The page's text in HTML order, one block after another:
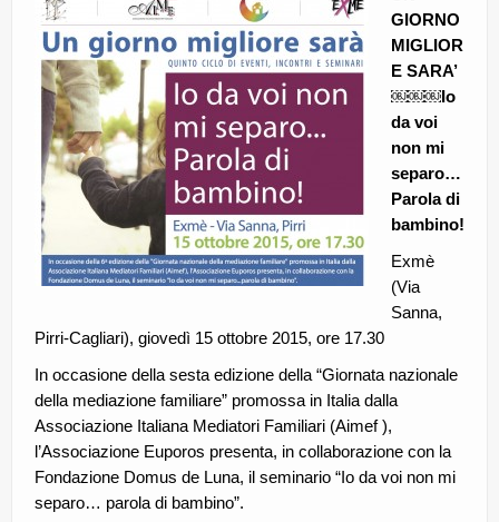
CE.RI.FORM
CONTATTI
Whistleblowing
Lavora con noi
Centro Antiviolenza “Feminas” | PLUS Sanluri –
Guspini
GIORNO
MIGLIOR
E SARA’
￼￼￼Io
da voi
non mi
separo…
Parola di
bambino!
Exmè
(Via
Sanna,
Pirri-Cagliari), giovedì 15 ottobre 2015, ore 17.30
In occasione della sesta edizione della “Giornata nazionale
della mediazione familiare” promossa in Italia dalla
Associazione Italiana Mediatori Familiari (Aimef ),
l’Associazione Euporos presenta, in collaborazione con la
Fondazione Domus de Luna, il seminario “Io da voi non mi
separo… parola di bambino”.